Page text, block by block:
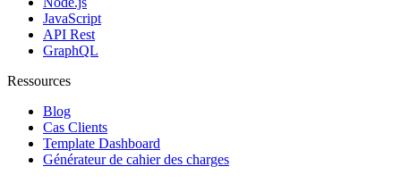
JavaScript
API Rest
GraphQL
Ressources
Blog
Cas Clients
Template Dashboard
Générateur de cahier des charges